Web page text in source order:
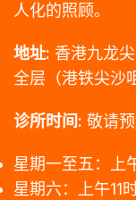
人化的照顾。
地址: 香港九龙
全层（港铁尖沙
诊所时间: 敬请
星期一至五：上
星期六：上午11